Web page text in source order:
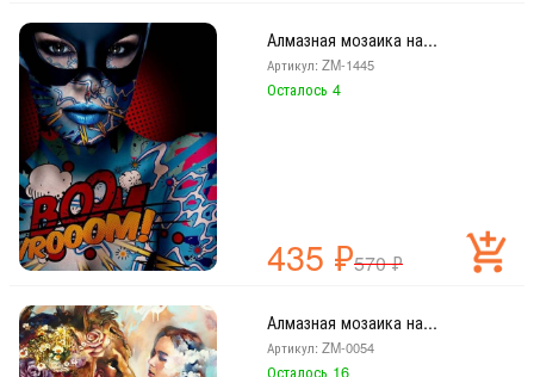
Алмазная мозаика на...
Артикул: ZM-1445
Осталось 4
435 ₽570₽
Алмазная мозаика на...
Артикул: ZM-0054
Осталось 16